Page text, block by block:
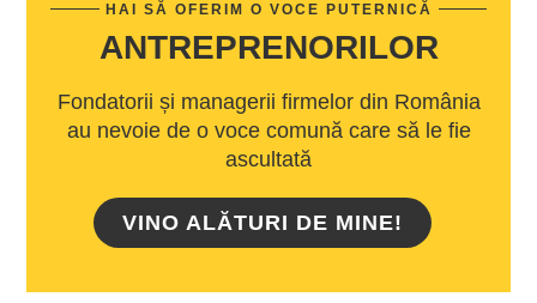
HAI SĂ OFERIM O VOCE PUTERNICĂ
ANTREPRENORILOR
Fondatorii și managerii firmelor din România
au nevoie de o voce comună care să le fie
ascultată
VINO ALĂTURI DE MINE!